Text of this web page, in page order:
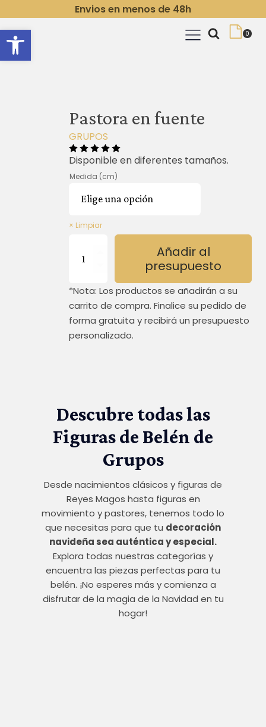
Abrir barra de herramientas
Envios en menos de 48h
Pastora en fuente
GRUPOS
Disponible en diferentes tamaños.
Medida (cm)
Limpiar
Añadir al
presupuesto
*Nota: Los productos se añadirán a su
carrito de compra. Finalice su pedido de
forma gratuita y recibirá un presupuesto
personalizado.
Descubre todas las
Figuras de Belén de
Grupos
Desde nacimientos clásicos y figuras de
Reyes Magos hasta figuras en
movimiento y pastores, tenemos todo lo
que necesitas para que tu decoración
navideña sea auténtica y especial.
Explora todas nuestras categorías y
encuentra las piezas perfectas para tu
belén. ¡No esperes más y comienza a
disfrutar de la magia de la Navidad en tu
hogar!